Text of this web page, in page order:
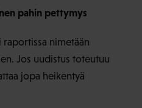
pahin pettymys
raportissa nimetään
Jos uudistus toteutuu
jopa heikentyä